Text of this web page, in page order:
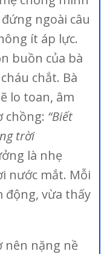
ngoài câu
ít áp lực.
buồn của bà
chắt. Bà
lo toan, âm
chồng: “Biết
trời
là nhẹ
nước mắt. Mỗi
động, vừa thấy
nên nặng nề